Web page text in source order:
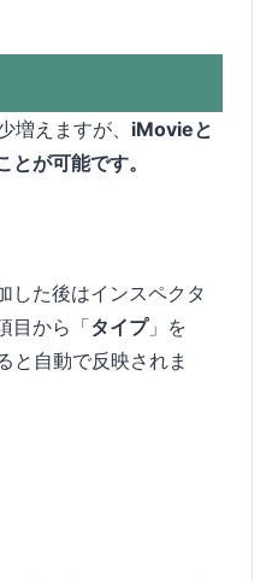
えますが、 iMovieと
が可能です。
した後はインスペクタ
目から「タイプ」を
と自動で反映されま